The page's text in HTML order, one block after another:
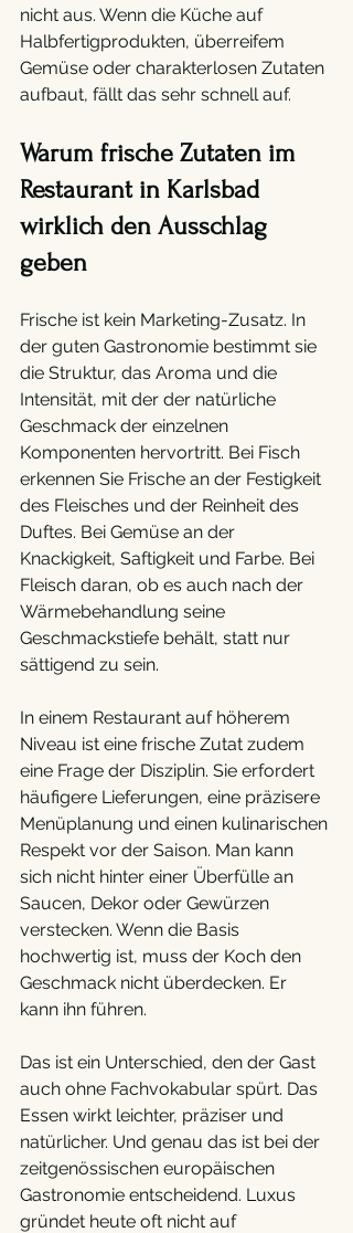
nicht aus. Wenn die Küche auf
Halbfertigprodukten, überreifem
Gemüse oder charakterlosen Zutaten
aufbaut, fällt das sehr schnell auf.
Warum frische Zutaten im
Restaurant in Karlsbad
wirklich den Ausschlag
geben
Frische ist kein Marketing-Zusatz. In
der guten Gastronomie bestimmt sie
die Struktur, das Aroma und die
Intensität, mit der der natürliche
Geschmack der einzelnen
Komponenten hervortritt. Bei Fisch
erkennen Sie Frische an der Festigkeit
des Fleisches und der Reinheit des
Duftes. Bei Gemüse an der
Knackigkeit, Saftigkeit und Farbe. Bei
Fleisch daran, ob es auch nach der
Wärmebehandlung seine
Geschmackstiefe behält, statt nur
sättigend zu sein.
In einem Restaurant auf höherem
Niveau ist eine frische Zutat zudem
eine Frage der Disziplin. Sie erfordert
häufigere Lieferungen, eine präzisere
Menüplanung und einen kulinarischen
Respekt vor der Saison. Man kann
sich nicht hinter einer Überfülle an
Saucen, Dekor oder Gewürzen
verstecken. Wenn die Basis
hochwertig ist, muss der Koch den
Geschmack nicht überdecken. Er
kann ihn führen.
Das ist ein Unterschied, den der Gast
auch ohne Fachvokabular spürt. Das
Essen wirkt leichter, präziser und
natürlicher. Und genau das ist bei der
zeitgenössischen europäischen
Gastronomie entscheidend. Luxus
gründet heute oft nicht auf